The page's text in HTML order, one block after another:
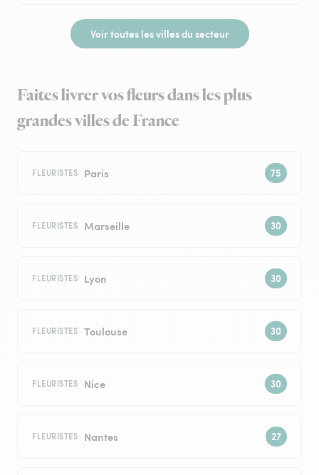
Voir toutes les villes du secteur
Faites livrer vos fleurs dans les plus
grandes villes de France
FLEURISTES Paris
FLEURISTES Marseille
FLEURISTES Lyon
FLEURISTES Toulouse
FLEURISTES Nice
FLEURISTES Nantes